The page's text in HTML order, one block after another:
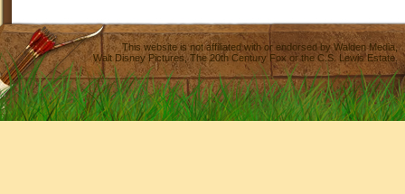
This website is not affiliated with or endorsed byWalden Media
Walt Disney Pictures,The 20th Century Fox or the C.S. Lewis Estate.